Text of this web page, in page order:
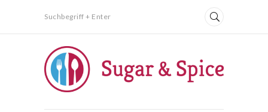
Suchbegriff + Enter